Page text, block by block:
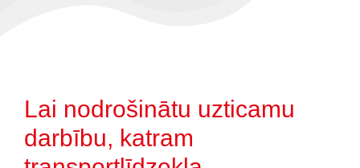
Lai nodrošinātu uzticamu
darbību, katram